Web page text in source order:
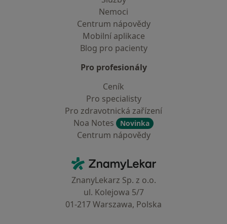
Nemoci
Centrum nápovědy
Mobilní aplikace
Blog pro pacienty
Pro profesionály
Ceník
Pro specialisty
Pro zdravotnická zařízení
Noa Notes
Novinka
Centrum nápovědy
ZnamyLekar - Hlavní stránka
ZnanyLekarz Sp. z o.o.
ul. Kolejowa 5/7
01-217 Warszawa, Polska